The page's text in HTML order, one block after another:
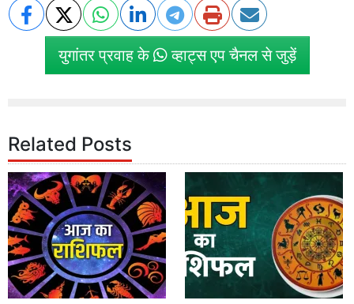
युगांतर प्रवाह के व्हाट्स एप चैनल से जुड़ें
Related Posts